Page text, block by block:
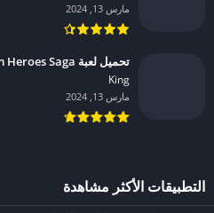
مارس 13, 2024
تحميل لعبة Farm Heroes Saga مهكرة للاندرويد 2024
King‏
مارس 13, 2024
التطبيقات الأكثر مشاهدة